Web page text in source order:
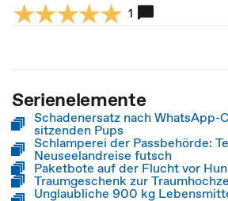
1
Serienelemente
Schadenersatz nach WhatsApp-
sitzenden Pups
Schlamperei der Passbehörde:
Neuseelandreise futsch
Paketbote auf der Flucht vor
Traumgeschenk zur
Unglaubliche 900 kg